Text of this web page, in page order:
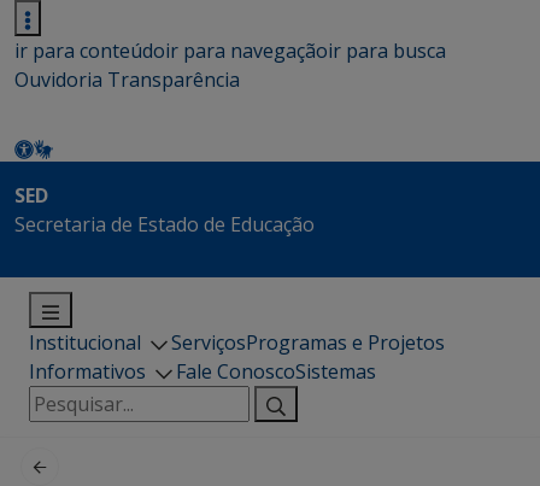
ir para conteúdoir para navegaçãoir para busca
Ouvidoria Transparência
SED
Secretaria de Estado de Educação
Institucional ServiçosProgramas e Projetos
Informativos
Fale ConoscoSistemas
Pesquisar
por: